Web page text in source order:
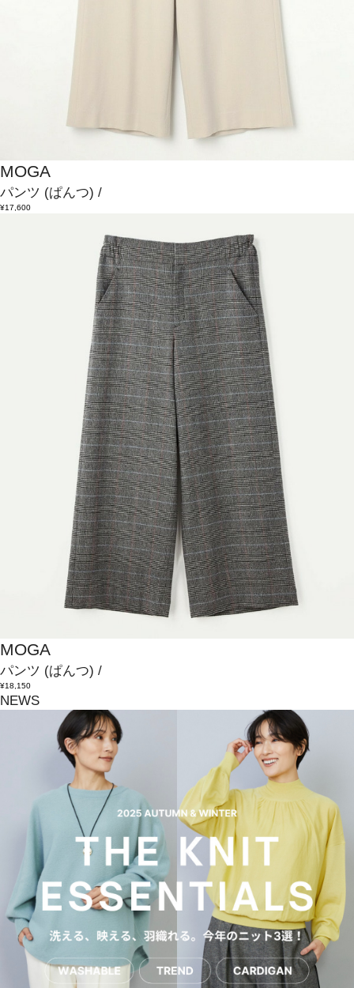
MOGA
パンツ (ぱんつ) /
¥17,600
MOGA
パンツ (ぱんつ) /
¥18,150
NEWS